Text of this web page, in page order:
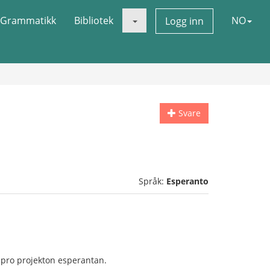
Grammatikk Bibliotek Logg inn NO
Svare
Språk: Esperanto
projekton esperantan.